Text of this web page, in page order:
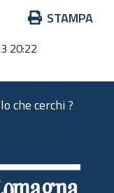
STAMPA
20:22
che cerchi ?